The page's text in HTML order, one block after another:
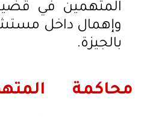
المتهمين في
وإهمال داخل
بالجيزة.
محاكمة